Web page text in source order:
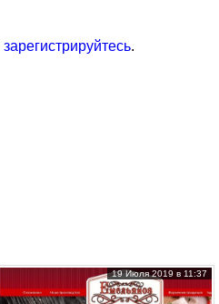
зарегистрируйтесь.
19 Июля 2019 в 11:37